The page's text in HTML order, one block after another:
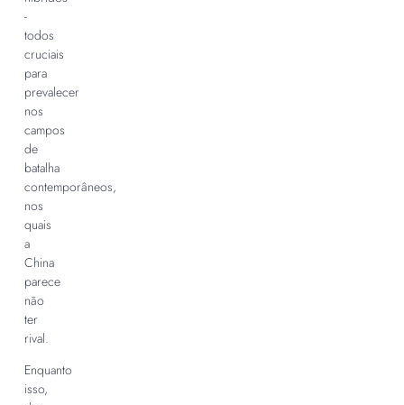
-
todos
cruciais
para
prevalecer
nos
campos
de
batalha
contemporâneos,
nos
quais
a
China
parece
não
ter
rival.
Enquanto
isso,